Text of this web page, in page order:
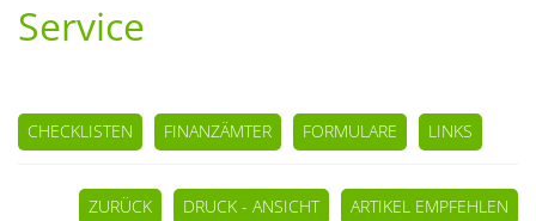
Service
CHECKLISTEN FINANZÄMTER FORMULARE LINKS
ZURÜCK DRUCK - ANSICHT ARTIKEL EMPFEHLEN